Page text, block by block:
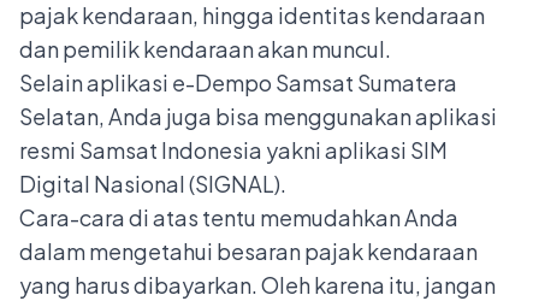
pajak kendaraan, hingga identitas kendaraan
dan pemilik kendaraan akan muncul.
Selain aplikasi e-Dempo Samsat Sumatera
Selatan, Anda juga bisa menggunakan aplikasi
resmi Samsat Indonesia yakni aplikasi SIM
Digital Nasional (SIGNAL).
Cara-cara di atas tentu memudahkan Anda
dalam mengetahui besaran pajak kendaraan
yang harus dibayarkan. Oleh karena itu, jangan